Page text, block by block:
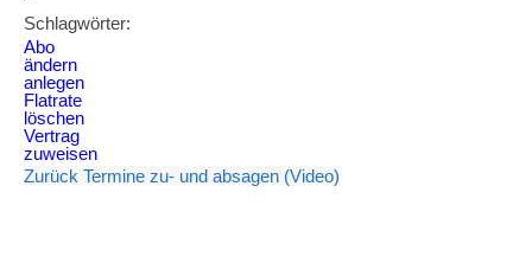
Schlagwörter:
Abo
ändern
anlegen
Flatrate
löschen
Vertrag
zuweisen
Zurück Termine zu- und absagen (Video)